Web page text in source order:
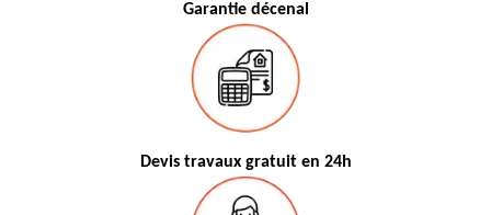
Garantie décenal
Devis travaux gratuit en 24h